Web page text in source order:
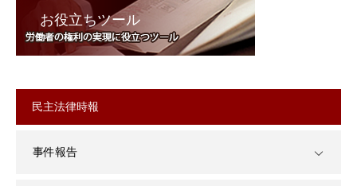
お役立ちツール
民主法律時報
事件報告